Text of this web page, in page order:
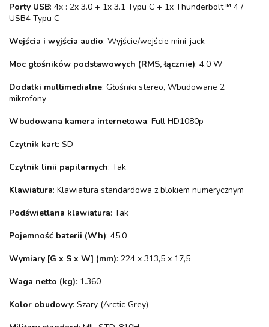
Porty USB: 4x : 2x 3.0 + 1x 3.1 Typu C + 1x Thunderbolt™ 4 /
USB4 Typu C
Wejścia i wyjścia audio: Wyjście/wejście mini-jack
Moc głośników podstawowych (RMS, łącznie): 4.0 W
Dodatki multimedialne: Głośniki stereo, Wbudowane 2
mikrofony
Wbudowana kamera internetowa: Full HD1080p
Czytnik kart: SD
Czytnik linii papilarnych: Tak
Klawiatura: Klawiatura standardowa z blokiem numerycznym
Podświetlana klawiatura: Tak
Pojemność baterii (Wh): 45.0
Wymiary [G x S x W] (mm): 224 x 313,5 x 17,5
Waga netto (kg): 1.360
Kolor obudowy: Szary (Arctic Grey)